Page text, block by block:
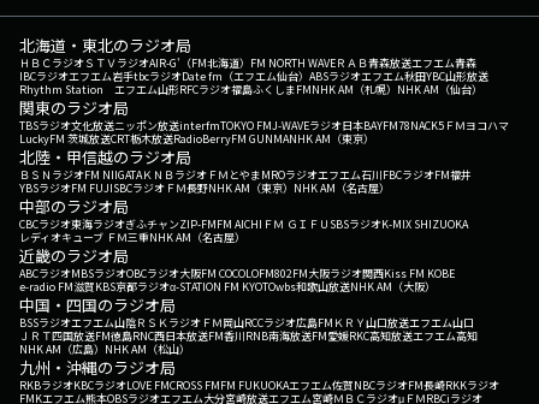
北海道・東北のラジオ局
ＨＢＣラジオＳＴＶラジオAIR-G'（FM北海道） FM NORTH WAVEＲＡＢ青森放送エフエム青森
IBCラジオエフエム岩手tbcラジオDate fm（エフエム仙台） ABSラジオエフエム秋田YBC山形放送
Rhythm Station エフエム山形RFCラジオ福島ふくしまFMNHK AM（札幌） NHK AM（仙台）
関東のラジオ局
TBSラジオ文化放送ニッポン放送interfmTOKYO FMJ-WAVEラジオ日本BAYFM78NACK5 ＦＭヨコハマ
LuckyFM 茨城放送CRT栃木放送RadioBerryFM GUNMANHK AM（東京）
北陸・甲信越のラジオ局
ＢＳＮラジオFM NIIGATAＫＮＢラジオ ＦＭとやまMROラジオエフエム石川FBCラジオFM福井
YBSラジオFM FUJISBCラジオ ＦＭ長野NHK AM（東京） NHK AM（名古屋）
中部のラジオ局
CBCラジオ東海ラジオぎふチャンZIP-FMFM AICHI ＦＭ ＧＩＦＵ SBSラジオK-MIX SHIZUOKA
レディオキューブ ＦＭ三重NHK AM（名古屋）
近畿のラジオ局
ABCラジオMBSラジオOBCラジオ大阪FM COCOLOFM802FM大阪ラジオ関西Kiss FM KOBE
e-radio FM滋賀KBS京都ラジオα-STATION FM KYOTOwbs和歌山放送NHK AM（大阪）
中国・四国のラジオ局
BSSラジオエフエム山陰ＲＳＫラジオ ＦＭ岡山RCCラジオ広島FM ＫＲＹ山口放送エフエム山口
ＪＲＴ四国放送FM徳島RNC西日本放送FM香川RNB南海放送FM愛媛RKC高知放送エフエム高知
NHK AM（広島） NHK AM（松山）
九州・沖縄のラジオ局
RKBラジオKBCラジオLOVE FMCROSS FMFM FUKUOKAエフエム佐賀NBCラジオFM長崎RKKラジオ
FMKエフエム熊本OBSラジオエフエム大分宮崎放送エフエム宮崎ＭＢＣラジオμＦＭRBCiラジオ